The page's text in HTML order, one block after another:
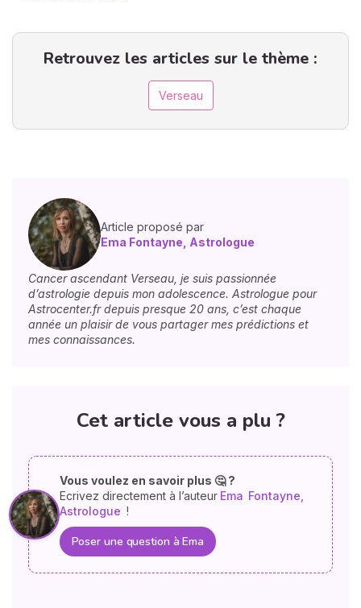
Retrouvez les articles sur le thème :
Verseau
Article proposé par
Ema Fontayne, Astrologue
Cancer ascendant Verseau, je suis passionnée
d’astrologie depuis mon adolescence. Astrologue pour
Astrocenter.fr depuis presque 20 ans, c’est chaque
année un plaisir de vous partager mes prédictions et
mes connaissances.
Cet article vous a plu ?
Vous voulez en savoir plus 🤔 ?
Ecrivez directement à l’auteur Ema Fontayne,
Astrologue !
Poser une question à Ema